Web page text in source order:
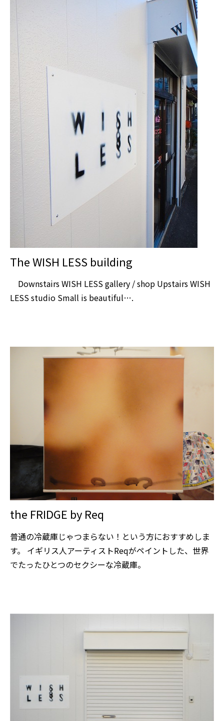
The WISH LESS building
Downstairs WISH LESS gallery / shop Upstairs WISH
LESS studio Small is beautiful….
the FRIDGE by Req
普通の冷蔵庫じゃつまらない！という方におすすめしま
す。 イギリス人アーティストReqがペイントした、世界
でたったひとつのセクシーな冷蔵庫。